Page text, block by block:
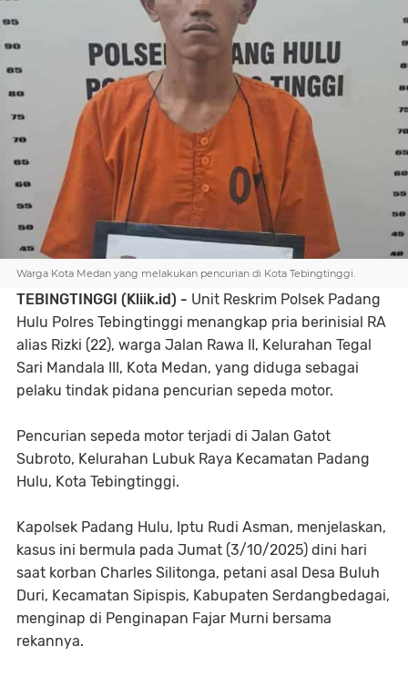
Warga Kota Medan yang melakukan pencurian di Kota Tebingtinggi.
TEBINGTINGGI (Kliik.id) - Unit Reskrim Polsek Padang
Hulu Polres Tebingtinggi menangkap pria berinisial RA
alias Rizki (22), warga Jalan Rawa II, Kelurahan Tegal
Sari Mandala III, Kota Medan, yang diduga sebagai
pelaku tindak pidana pencurian sepeda motor.
Pencurian sepeda motor terjadi di Jalan Gatot
Subroto, Kelurahan Lubuk Raya Kecamatan Padang
Hulu, Kota Tebingtinggi.
Kapolsek Padang Hulu, Iptu Rudi Asman, menjelaskan,
kasus ini bermula pada Jumat (3/10/2025) dini hari
saat korban Charles Silitonga, petani asal Desa Buluh
Duri, Kecamatan Sipispis, Kabupaten Serdangbedagai,
menginap di Penginapan Fajar Murni bersama
rekannya.